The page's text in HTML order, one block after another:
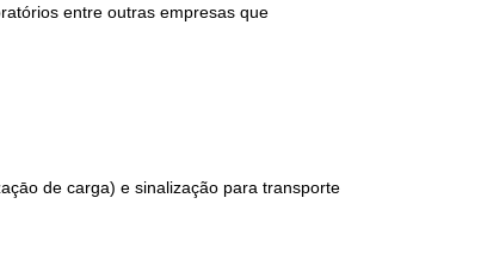
entre outras empresas que
de carga) e sinalização para transporte